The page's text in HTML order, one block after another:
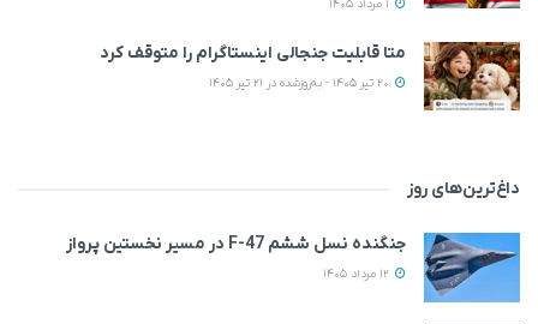
متا قابلیت جنجالی اینستاگرام را متوقف کرد
داغ‌ترین‌های روز
جنگنده نسل ششم F-47 در مسیر نخستین پرواز